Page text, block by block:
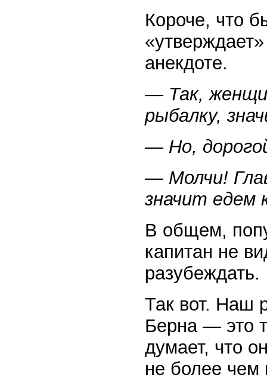
Короче, что
анекдоте.
— Так,
рыбалку,
— Но,
— Молчи!
значит едем
В общем,
капитан не
разубеждать.
Так вот. Наш
Берна — это
думает, что
не более чем